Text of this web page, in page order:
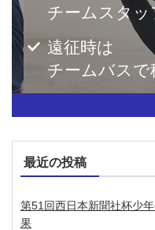
チームスタッ
遠征時は
チームバスで
最近の投稿
第51回西日本新聞社杯少
果